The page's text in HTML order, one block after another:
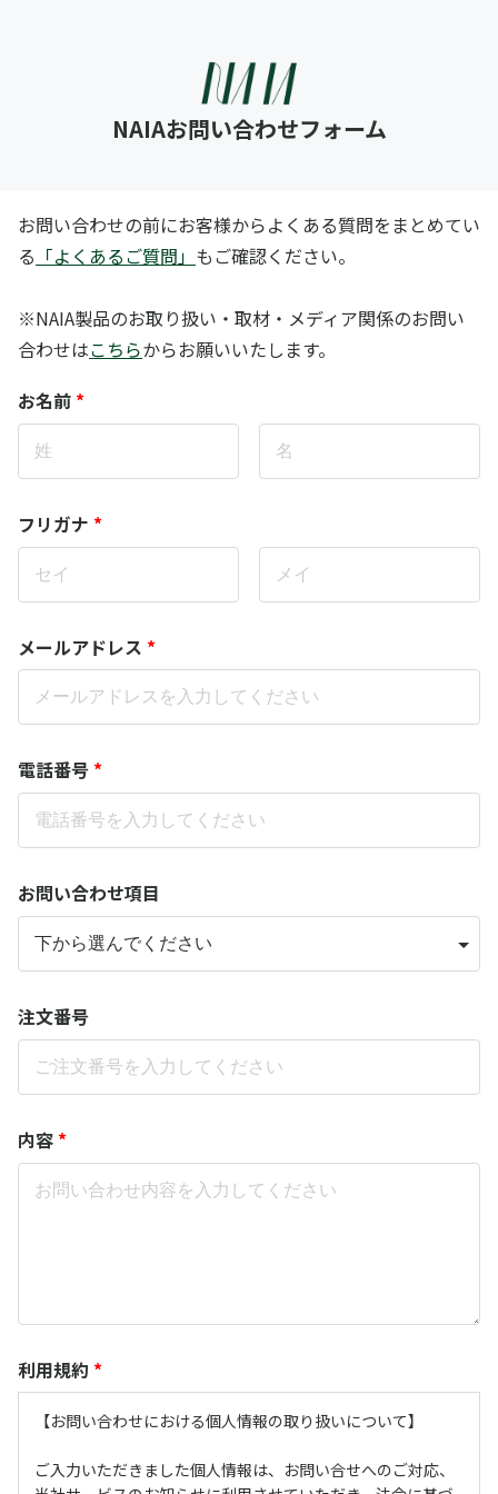
NAIAお問い合わせフォーム
お問い合わせの前にお客様からよくある質問をまとめてい
る 「よくあるご質問」 もご確認ください。
※NAIA製品のお取り扱い・取材・メディア関係のお問い
合わせはこちらからお願いいたします。
お名前 *
フリガナ *
メールアドレス *
電話番号 *
お問い合わせ項目
注文番号
内容 *
利用規約 *
【お問い合わせにおける個人情報の取り扱いについて】
ご入力いただきました個人情報は、お問い合せへのご対応、